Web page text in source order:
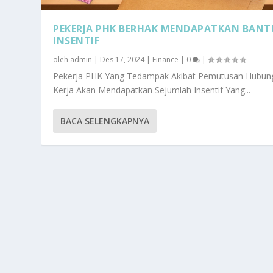
PEKERJA PHK BERHAK MENDAPATKAN
INSENTIF
oleh admin | Des 17, 2024| Finance | 0 |
Pekerja PHK Yang Tedampak Akibat Pemutusan
Kerja Akan Mendapatkan Sejumlah Insentif Yang...
BACA SELENGKAPNYA